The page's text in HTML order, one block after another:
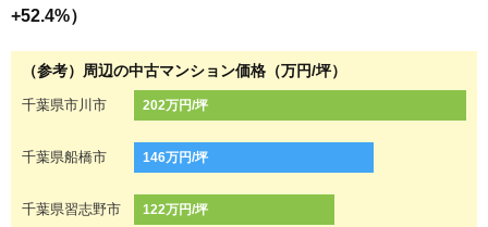
+52.4%）
（参考）周辺の中古マンション価格（万円/坪）
千葉県市川市 202万円/坪
千葉県船橋市 146万円/坪
千葉県習志野市 122万円/坪